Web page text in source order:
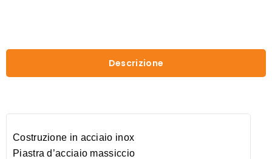
Descrizione
Costruzione in acciaio inox
Piastra d’acciaio massiccio